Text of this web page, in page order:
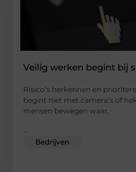
Veilig werken begint bij
Risico’s herkennen en
begint niet met camera’s of
mensen bewegen waar,
...
Bedrijven